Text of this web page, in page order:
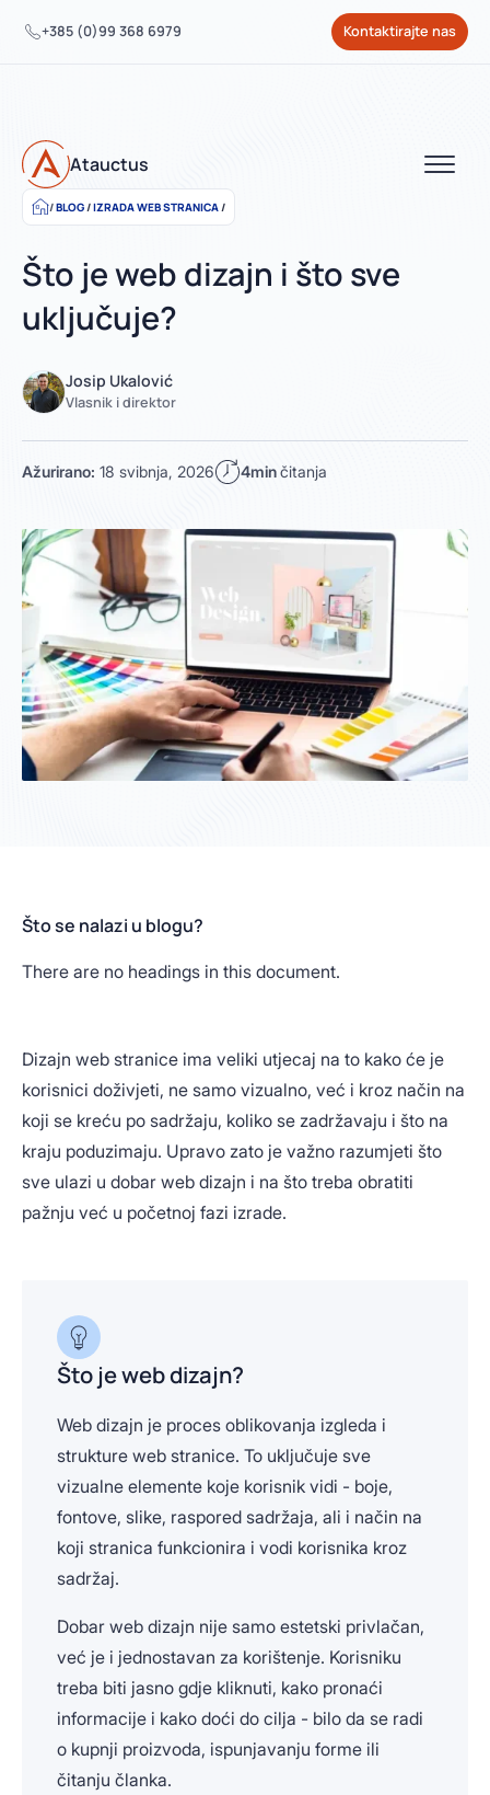
+385 (0)99 368 6979 Kontaktirajte nas
Atauctus
BLOG/IZRADA WEB STRANICA/
Što je web dizajn i što sve
uključuje?
Josip Ukalović
Vlasnik i direktor
Ažurirano: 18 svibnja, 2026 4minčitanja
Što se nalazi u blogu?
There are no headings in this document.
Dizajn web stranice ima veliki utjecaj na to kako će je
korisnici doživjeti, ne samo vizualno, već i kroz način na
koji se kreću po sadržaju, koliko se zadržavaju i što na
kraju poduzimaju. Upravo zato je važno razumjeti što
sve ulazi u dobar web dizajn i na što treba obratiti
pažnju već u početnoj fazi izrade.
Što je web dizajn?
Web dizajn je proces oblikovanja izgleda i
strukture web stranice. To uključuje sve
vizualne elemente koje korisnik vidi - boje,
fontove, slike, raspored sadržaja, ali i način na
koji stranica funkcionira i vodi korisnika kroz
sadržaj.
Dobar web dizajn nije samo estetski privlačan,
već je i jednostavan za korištenje. Korisniku
treba biti jasno gdje kliknuti, kako pronaći
informacije i kako doći do cilja - bilo da se radi
o kupnji proizvoda, ispunjavanju forme ili
čitanju članka.